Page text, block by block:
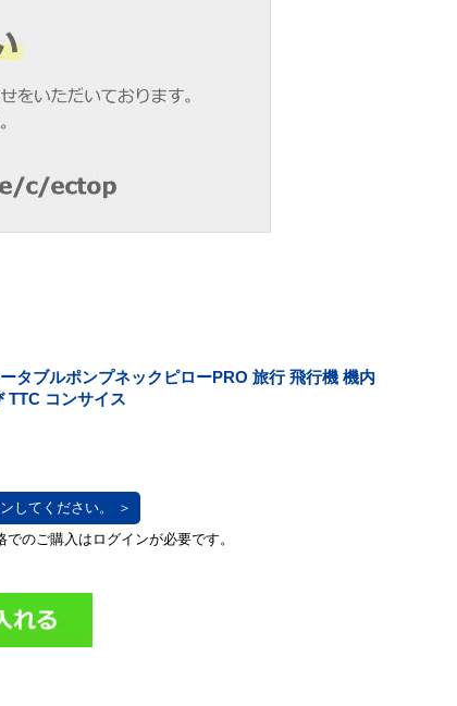
タブルポンプネックピローPRO 旅行 飛行機 機内
TTC コンサイス
してください。 ＞